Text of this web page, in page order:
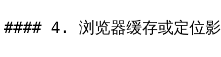
#### 4. 浏览器缓存或定位